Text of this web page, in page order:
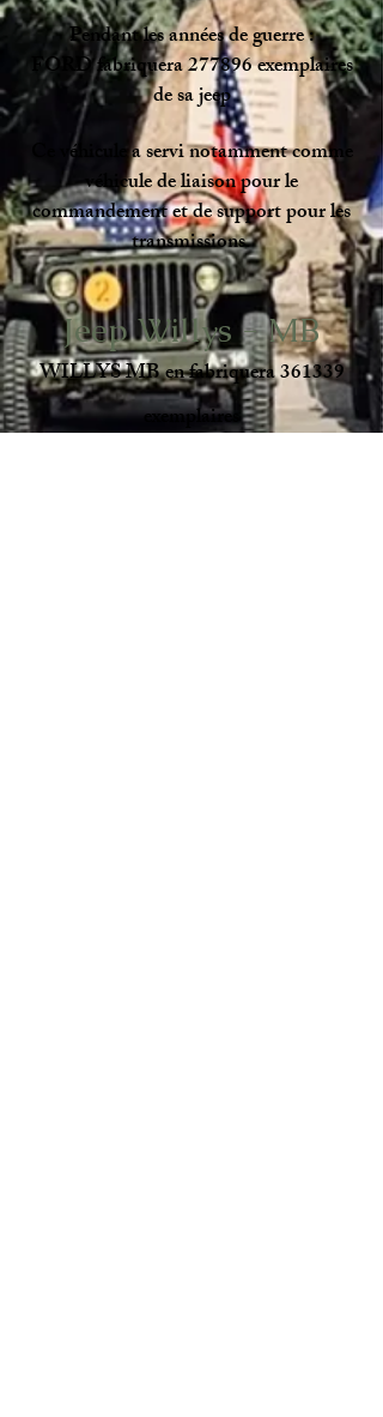
Pendant les années de guerre :
FORD fabriquera 277896 exemplaires
de sa jeep
Ce véhicule a servi notamment comme
véhicule de liaison pour le
commandement et de support pour les
transmissions.
Jeep Willys-MB
WILLYS MB en fabriquera 361339
exemplaires